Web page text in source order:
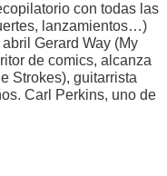
con todas las
lanzamientos…)
Gerard Way (My
de comics, alcanza
Strokes), guitarrista
Carl Perkins, uno de